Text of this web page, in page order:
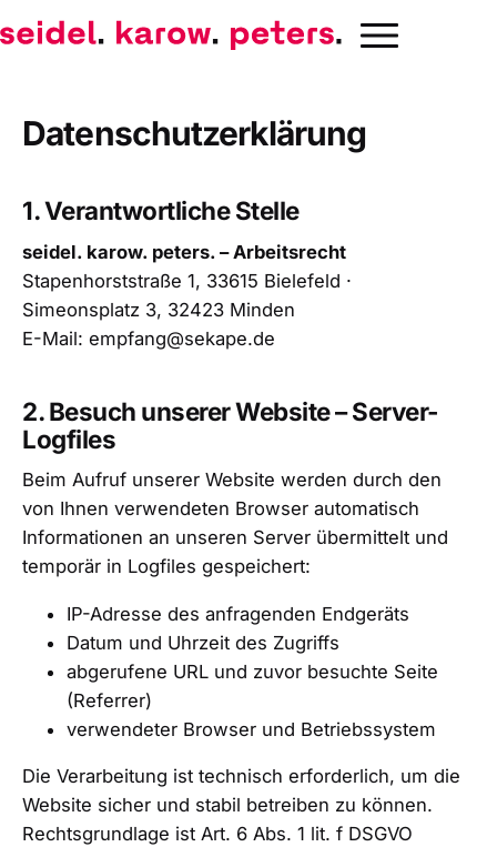
Datenschutzerklärung
1. Verantwortliche Stelle
seidel. karow. peters. – Arbeitsrecht
Stapenhorststraße 1, 33615 Bielefeld ·
Simeonsplatz 3, 32423 Minden
E-Mail:empfang@sekape.de
2. Besuch unserer Website – Server-
Logfiles
Beim Aufruf unserer Website werden durch den
von Ihnen verwendeten Browser automatisch
Informationen an unseren Server übermittelt und
temporär in Logfiles gespeichert:
IP-Adresse des anfragenden Endgeräts
Datum und Uhrzeit des Zugriffs
abgerufene URL und zuvor besuchte Seite
(Referrer)
verwendeter Browser und Betriebssystem
Die Verarbeitung ist technisch erforderlich, um die
Website sicher und stabil betreiben zu können.
Rechtsgrundlage ist Art. 6 Abs. 1 lit. f DSGVO